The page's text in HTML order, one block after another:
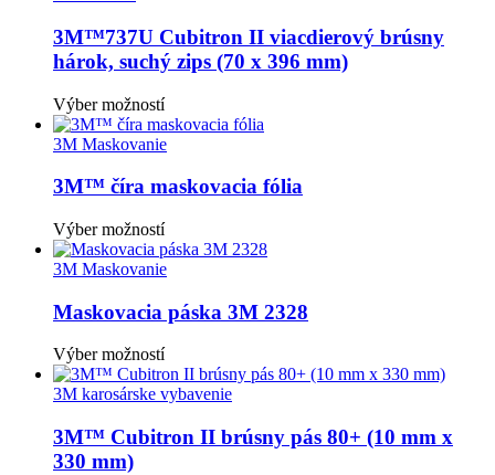
3M™737U Cubitron II viacdierový brúsny
hárok, suchý zips (70 x 396 mm)
Výber možnostíTento
produkt
má
variantov.
si
môžete
vybrať
na
stránke
produktu.
3M Maskovanie
3M™ číra maskovacia fólia
Výber možnostíTento
produkt
má
variantov.
Možnosti
si
môžete
vybrať
na
stránke
produktu.
3M Maskovanie
Maskovacia páska 3M 2328
Výber možnostíTento
produkt
má
variantov.
Možnosti
3M karosárske vybavenie
3M™ Cubitron II brúsny pás 80+ (10 mm x
330 mm)